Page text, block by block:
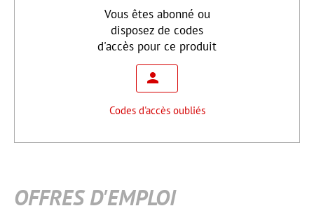
Vous êtes abonné ou
disposez de codes
d'accès pour ce produit
Codes d'accès oubliés
OFFRES D'EMPLOI